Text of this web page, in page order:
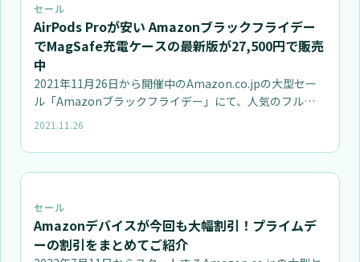
セール
AirPods Proが安い Amazonブラックフライデー
でMagSafe充電ケースの最新版が27,500円で販売
中
2021年11月26日から開催中のAmazon.co.jpの大型セー
ル「Amazonブラックフライデー」にて、人気のフル…
2021.11.26
セール
Amazonデバイスが今回も大幅割引！プライムデ
ーの割引をまとめてご紹介